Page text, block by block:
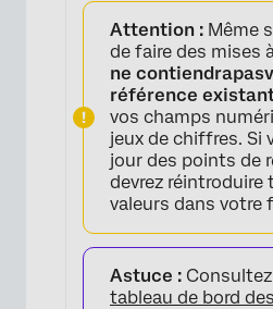
Attention : Même
de faire des mises
ne contiendrapas
référence
vos champs
jeux de chiffres. Si
jour des points de
devrez réintroduire
valeurs dans votre
Astuce :
tableau de bord